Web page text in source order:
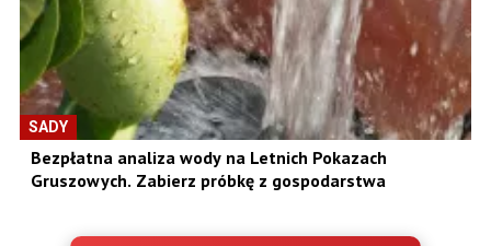
SADY
Bezpłatna analiza wody na Letnich Pokazach
Gruszowych. Zabierz próbkę z gospodarstwa